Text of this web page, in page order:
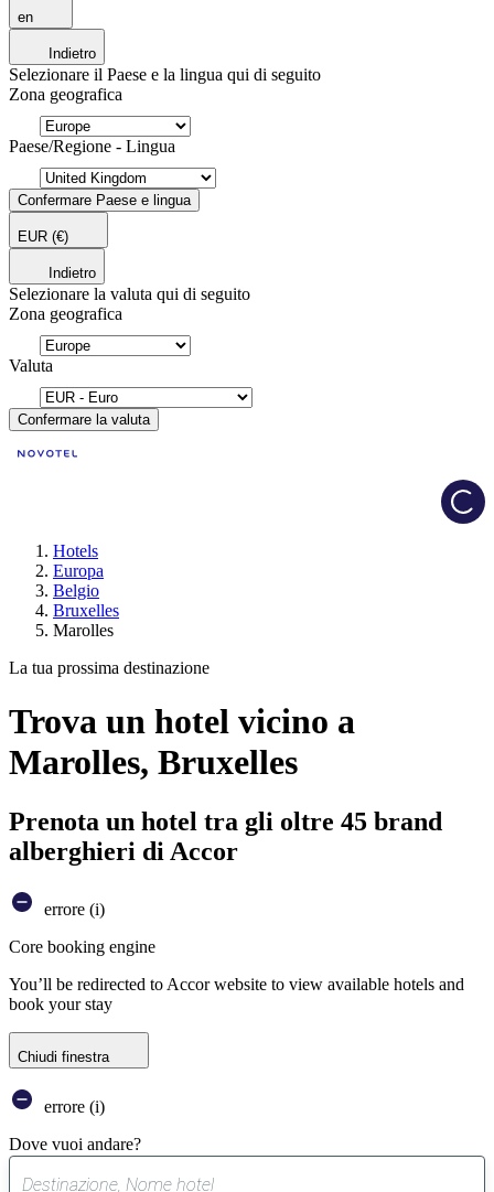
en
Indietro
Selezionare il Paese e la lingua qui di seguito
Zona geografica
Paese/Regione - Lingua
Confermare Paese e lingua
EUR (€)
Indietro
Selezionare la valuta qui di seguito
Zona geografica
Valuta
Confermare la valuta
Hotels
Europa
Belgio
Bruxelles
Marolles
La tua prossima destinazione
Trova un hotel vicino a
Marolles, Bruxelles
Prenota un hotel tra gli oltre 45 brand
alberghieri di Accor
errore (i)
Core booking engine
You’ll be redirected to Accor website to view available hotels and
book your stay
Chiudi finestra
errore (i)
Dove vuoi andare?